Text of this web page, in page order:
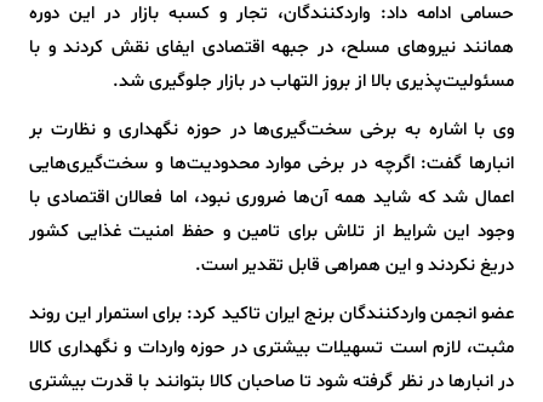
حسامی ادامه داد: واردکنندگان، تجار و کسبه بازار در این دوره
همانند نیروهای مسلح، در جبهه اقتصادی ایفای نقش کردند و با
مسئولیت‌پذیری بالا از بروز التهاب در بازار جلوگیری شد.
وی با اشاره به برخی سخت‌گیری‌ها در حوزه نگهداری و نظارت بر
انبارها گفت: اگرچه در برخی موارد محدودیت‌ها و سخت‌گیری‌هایی
اعمال شد که شاید همه آن‌ها ضروری نبود، اما فعالان اقتصادی با
وجود این شرایط از تلاش برای تامین و حفظ امنیت غذایی کشور
دریغ نکردند و این همراهی قابل تقدیر است.
عضو انجمن واردکنندگان برنج ایران تاکید کرد: برای استمرار این روند
مثبت، لازم است تسهیلات بیشتری در حوزه واردات و نگهداری کالا
در انبارها در نظر گرفته شود تا صاحبان کالا بتوانند با قدرت بیشتری